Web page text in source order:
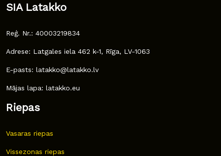
SIA Latakko
Reģ. Nr.: 40003219834
Adrese: Latgales iela 462 k-1, Rīga, LV-1063
E-pasts: latakko@latakko.lv
Mājas lapa: latakko.eu
Riepas
Vasaras riepas
Vissezonas riepas